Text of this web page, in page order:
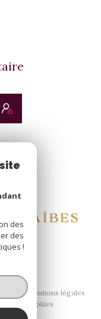
Mentions légales
Cookies
des
des
!